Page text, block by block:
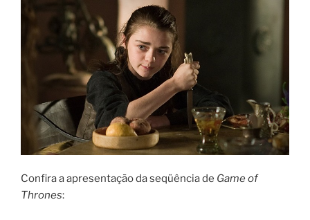
Confira a apresentação da seqüência de Game of
Thrones: